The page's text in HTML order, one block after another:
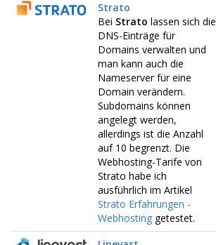
Strato
Bei Strato lassen sich die
DNS-Einträge für
Domains verwalten und
man kann auch die
Nameserver für eine
Domain verändern.
Subdomains können
angelegt werden,
allerdings ist die Anzahl
auf 10 begrenzt. Die
Webhosting-Tarife von
Strato habe ich
ausführlich im Artikel
Strato Erfahrungen -
Webhosting getestet.